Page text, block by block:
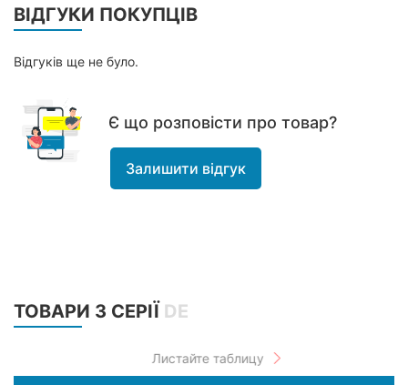
ВІДГУКИ ПОКУПЦІВ
Відгуків ще не було.
Є що розповісти про товар?
Залишити відгук
ТОВАРИ З СЕРІЇ DE